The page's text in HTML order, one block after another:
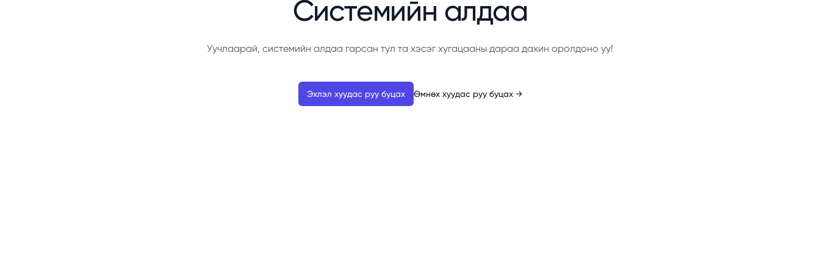
Системийн алдаа
Уучлаарай, системийн алдаа гарсан тул та хэсэг хугацааны дараа дахин оролдоно уу!
Эхлэл хуудас руу буцах Өмнөх хуудас руу буцах →